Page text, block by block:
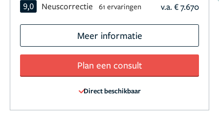
9,0 Neuscorrectie 61 ervaringen v.a. € 7.670
Meer informatie
Plan een consult
Direct beschikbaar